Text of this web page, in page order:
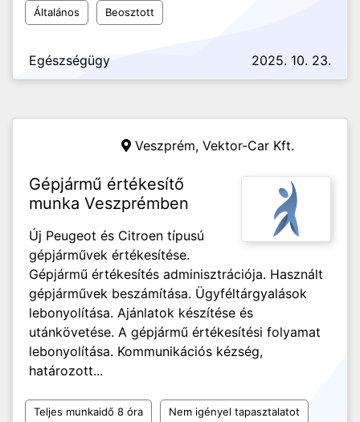
Általános Beosztott
Egészségügy 2025. 10. 23.
Veszprém, Vektor-Car Kft.
Gépjármű értékesítő
munka Veszprémben
Új Peugeot és Citroen típusú
gépjárművek értékesítése.
Gépjármű értékesítés adminisztrációja. Használt
gépjárművek beszámítása. Ügyféltárgyalások
lebonyolítása. Ajánlatok készítése és
utánkövetése. A gépjármű értékesítési folyamat
lebonyolítása. Kommunikációs kézség,
határozott...
Teljes munkaidő 8 óra Nem igényel tapasztalatot